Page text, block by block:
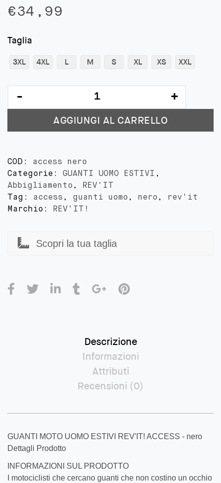
€34,99
Taglia
3XL 4XL L M S XL XS XXL
quantità
AGGIUNGI AL CARRELLO
COD: access nero
Categorie: GUANTI UOMO ESTIVI ,
Abbigliamento ,
REV'IT
Tag: access , guanti uomo , nero ,
rev'it
Marchio:
REV'IT!
Scopri la tua taglia
Descrizione
Informazioni
Attributi
Recensioni (0)
GUANTI MOTO UOMO ESTIVI REV'IT! ACCESS - nero
Dettagli Prodotto
INFORMAZIONI SUL PRODOTTO
I motociclisti che cercano guanti che non costino un occhio